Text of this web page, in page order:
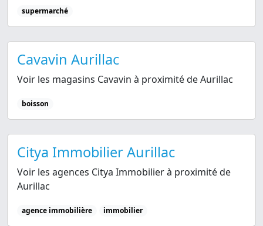
supermarché
Cavavin Aurillac
Voir les magasins Cavavin à proximité de Aurillac
boisson
Citya Immobilier Aurillac
Voir les agences Citya Immobilier à proximité de
Aurillac
agence immobilière immobilier